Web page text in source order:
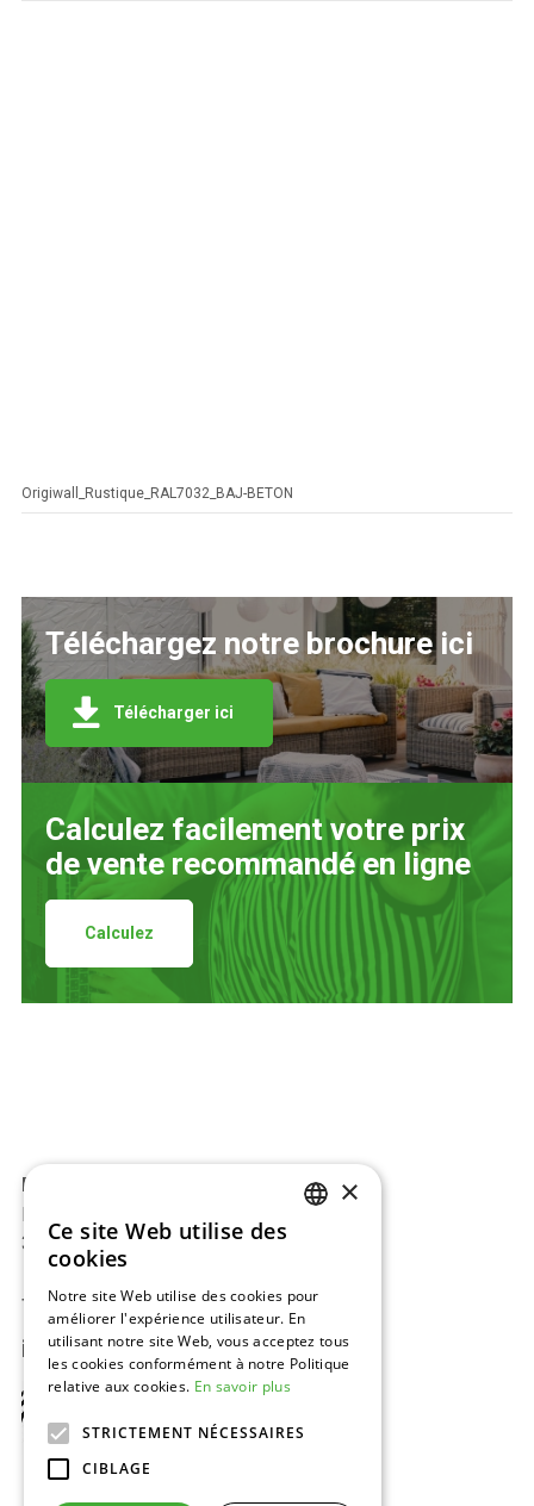
Origiwall_Rustique_RAL7032_BAJ-BETON
Téléchargez notre brochure ici
Télécharger ici
Calculez facilement votre prix
de vente recommandé en ligne
Calculez
BAJ-Beton™
Europark 2002
3530 Houthalen, Belgique
Tel:+32 11 34 08 50
info@baj.be
GERMAN
×
Ce site Web utilise des
cookies
Notre site Web utilise des cookies pour
améliorer l'expérience utilisateur. En
utilisant notre site Web, vous acceptez tous
les cookies conformément à notre Politique
relative aux cookies. En savoir plus
STRICTEMENT NÉCESSAIRES
CIBLAGE